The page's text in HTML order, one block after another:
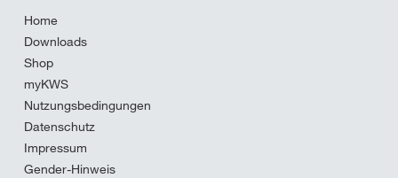
Home
Downloads
Shop
myKWS
Nutzungsbedingungen
Datenschutz
Impressum
Gender-Hinweis